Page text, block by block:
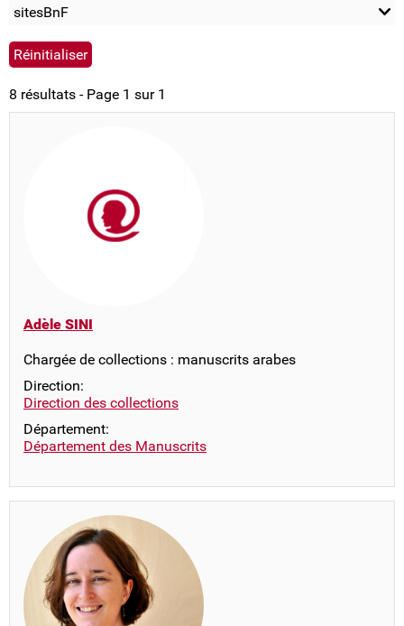
sitesBnF
8 résultats - Page 1 sur 1
Adèle SINI
Chargée de collections : manuscrits arabes
Direction:
Direction des collections
Département:
Département des Manuscrits